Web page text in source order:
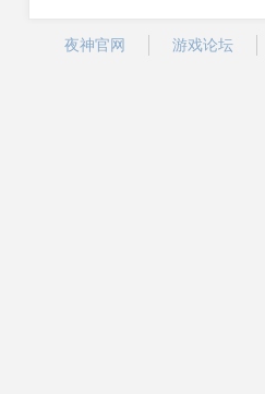
夜神官网 游戏论坛